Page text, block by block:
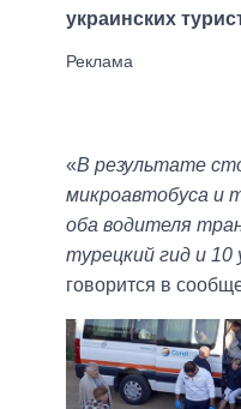
украинских
«В результате
микроавтобуса и
оба водителя
турецкий гид и 10
говорится в